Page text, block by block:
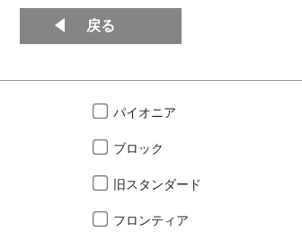
戻る
パイオニア
ブロック
旧スタンダード
フロンティア